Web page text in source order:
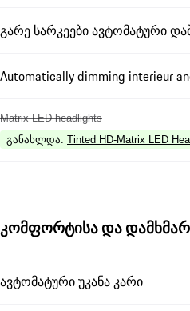
გარე სარკეები ავტომატური
Automatically dimming interieur
Matrix LED headlights
განახლდა: Tinted HD-Matrix LED
კომფორტისა და
ავტომატური უკანა კარი